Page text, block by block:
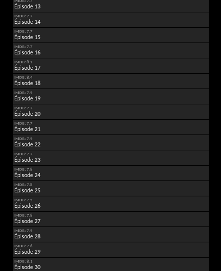
Épisode 13
IMDB: 7.7
Épisode 14
IMDB: 7.7
Épisode 15
IMDB: 7.7
Épisode 16
IMDB: 8.1
Épisode 17
IMDB: 8.4
Épisode 18
IMDB: 7.9
Épisode 19
IMDB: 7.7
Épisode 20
IMDB: 7.7
Épisode 21
IMDB: 7.9
Épisode 22
IMDB: 7.7
Épisode 23
IMDB: 7.8
Épisode 24
IMDB: 7.8
Épisode 25
IMDB: 7.5
Épisode 26
IMDB: 7.8
Épisode 27
IMDB: 7.9
Épisode 28
IMDB: 7.6
Épisode 29
IMDB: 8.1
Épisode 30